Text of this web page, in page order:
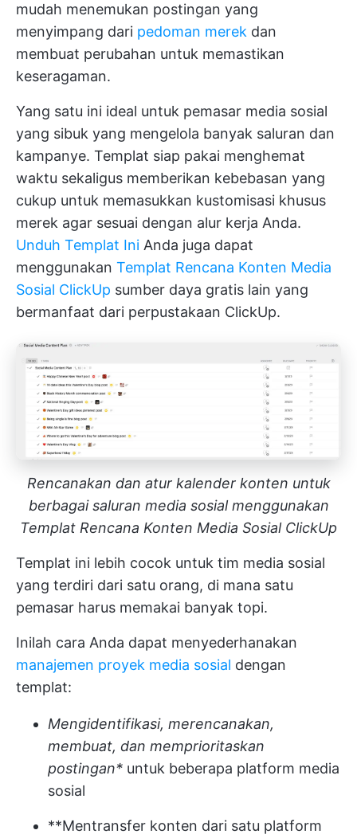
mudah menemukan postingan yang
menyimpang dari pedoman merek dan
membuat perubahan untuk memastikan
keseragaman.
Yang satu ini ideal untuk pemasar media sosial
yang sibuk yang mengelola banyak saluran dan
kampanye. Templat siap pakai menghemat
waktu sekaligus memberikan kebebasan yang
cukup untuk memasukkan kustomisasi khusus
merek agar sesuai dengan alur kerja Anda.
Unduh Templat Ini Anda juga dapat
menggunakan Templat Rencana Konten Media
Sosial ClickUp sumber daya gratis lain yang
bermanfaat dari perpustakaan ClickUp.
Rencanakan dan atur kalender konten untuk
berbagai saluran media sosial menggunakan
Templat Rencana Konten Media Sosial ClickUp
Templat ini lebih cocok untuk tim media sosial
yang terdiri dari satu orang, di mana satu
pemasar harus memakai banyak topi.
Inilah cara Anda dapat menyederhanakan
manajemen proyek media sosial dengan
templat:
Mengidentifikasi, merencanakan,
membuat, dan memprioritaskan
postingan* untuk beberapa platform media
sosial
**Mentransfer konten dari satu platform